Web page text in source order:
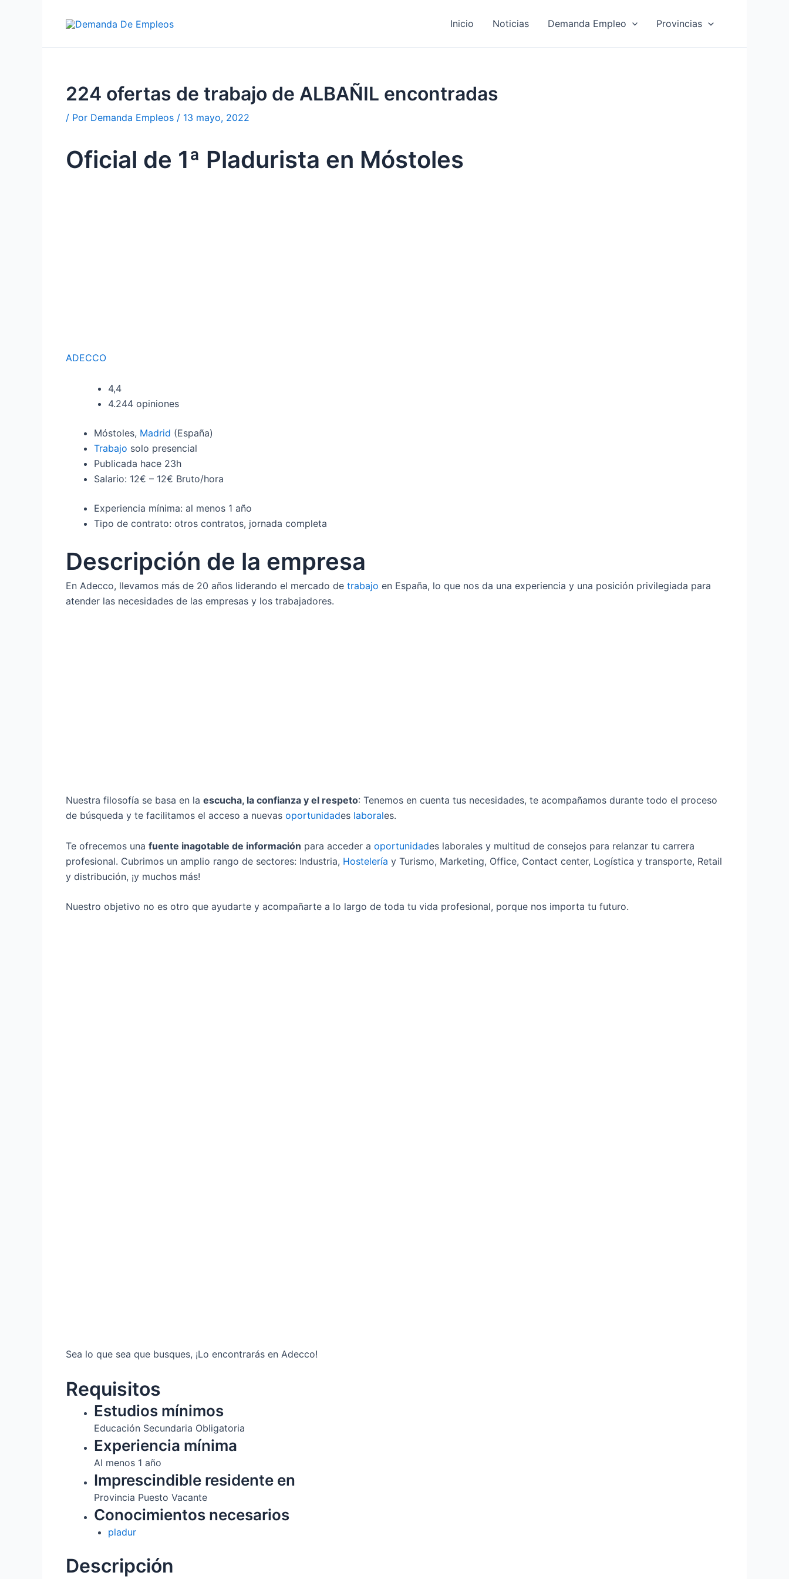
Inicio Noticias Demanda Empleo Provincias
224 ofertas de trabajo de ALBAÑIL encontradas
/ Por Demanda Empleos / 13 mayo, 2022
Oficial de 1ª Pladurista en Móstoles
ADECCO
4,4
4.244 opiniones
Móstoles, Madrid (España)
Trabajo solo presencial
Publicada hace 23h
Salario: 12€ – 12€ Bruto/hora
Experiencia mínima: al menos 1 año
Tipo de contrato: otros contratos, jornada completa
Descripción de la empresa
En Adecco, llevamos más de 20 años liderando el mercado de trabajo en España, lo que nos da una experiencia y una posición privilegiada para
atender las necesidades de las empresas y los trabajadores.
Nuestra filosofía se basa en la escucha, la confianza y el respeto: Tenemos en cuenta tus necesidades, te acompañamos durante todo el proceso
de búsqueda y te facilitamos el acceso a nuevas oportunidades laborales.
Te ofrecemos una fuente inagotable de información para acceder a oportunidades laborales y multitud de consejos para relanzar tu carrera
profesional. Cubrimos un amplio rango de sectores: Industria, Hostelería y Turismo, Marketing, Office, Contact center, Logística y transporte, Retail
y distribución, ¡y muchos más!
Nuestro objetivo no es otro que ayudarte y acompañarte a lo largo de toda tu vida profesional, porque nos importa tu futuro.
Sea lo que sea que busques, ¡Lo encontrarás en Adecco!
Requisitos
Estudios mínimos
Educación Secundaria Obligatoria
Experiencia mínima
Al menos 1 año
Imprescindible residente en
Provincia Puesto Vacante
Conocimientos necesarios
pladur
Descripción